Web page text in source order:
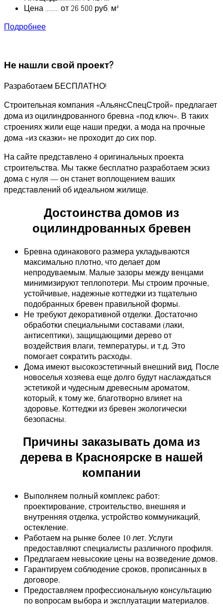
Цена ......... от 26 500 руб. м²
Подробнее
Не нашли свой проект?
Разработаем БЕСПЛАТНО!
Строительная компания «АльянсСпецСтрой» предлагает
дома из оцилиндрованного бревна «под ключ». В таких
строениях жили еще наши предки, а мода на прочные
дома «из сказки» не проходит до сих пор.
На сайте представлено 4 оригинальных проекта
строительства. Мы также бесплатно разработаем эскиз
дома с нуля — он станет воплощением ваших
представлений об идеальном жилище.
Достоинства домов из
оцилиндрованных бревен
Бревна одинакового размера укладываются
максимально плотно, что делает дом
непродуваемым. Малые зазоры между венцами
минимизируют теплопотери. Мы строим прочные,
устойчивые, надежные коттеджи из тщательно
подобранных бревен правильной формы.
Не требуют декоративной отделки. Достаточно
обработки специальными составами (лаки,
антисептики), защищающими дерево от
воздействия влаги, температуры, и т.д. Это
помогает сократить расходы.
Дома имеют высокоэстетичный внешний вид. После
новоселья хозяева еще долго будут наслаждаться
эстетикой и чудесным древесным ароматом,
который, к тому же, благотворно влияет на
здоровье. Коттеджи из бревен экологически
безопасны.
Причины заказывать дома из
дерева в Красноярске в нашей
компании
Выполняем полный комплекс работ:
проектирование, строительство, внешняя и
внутренняя отделка, устройство коммуникаций,
остекление.
Работаем на рынке более 10 лет. Услуги
предоставляют специалисты различного профиля.
Предлагаем невысокие цены на возведение домов.
Гарантируем соблюдение сроков, прописанных в
договоре.
Предоставляем профессиональную консультацию
по вопросам выбора и эксплуатации материалов.